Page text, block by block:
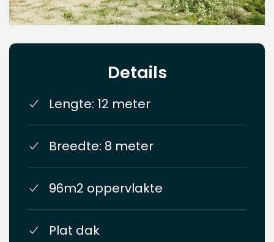
Details
Lengte: 12 meter
Breedte: 8 meter
96m2 oppervlakte
Plat dak